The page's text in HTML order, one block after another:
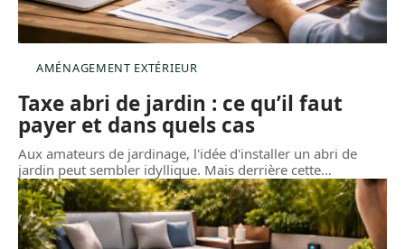
AMÉNAGEMENT EXTÉRIEUR
Taxe abri de jardin : ce qu’il faut
payer et dans quels cas
Aux amateurs de jardinage, l'idée d'installer un abri de
jardin peut sembler idyllique. Mais derrière cette…